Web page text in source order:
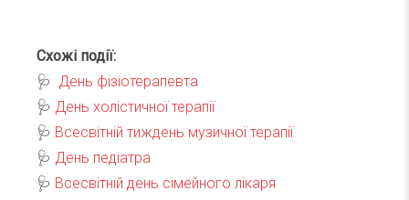
Схожі події:
🩺 День фізіотерапевта
🩺 День холістичної терапії
🩺 Всесвітній тиждень музичної терапії
🩺 День педіатра
🩺 Всесвітній день сімейного лікаря